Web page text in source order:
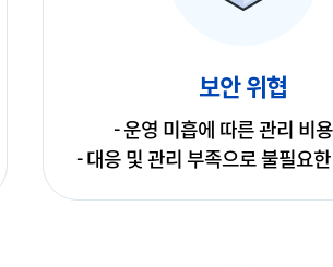
보안 위협
- 운영 미흡에 따른 관리 비
- 대응 및 관리 부족으로 불필요